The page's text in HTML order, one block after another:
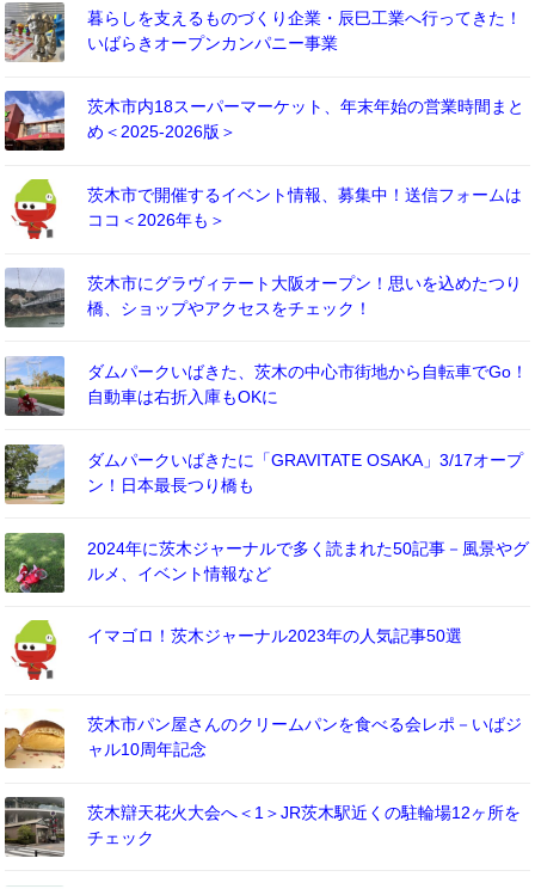
暮らしを支えるものづくり企業・辰巳工業へ行ってきた！
いばらきオープンカンパニー事業
茨木市内18スーパーマーケット、年末年始の営業時間まと
め＜2025-2026版＞
茨木市で開催するイベント情報、募集中！送信フォームは
ココ＜2026年も＞
茨木市にグラヴィテート大阪オープン！思いを込めたつり
橋、ショップやアクセスをチェック！
ダムパークいばきた、茨木の中心市街地から自転車でGo！
自動車は右折入庫もOKに
ダムパークいばきたに「GRAVITATE OSAKA」3/17オープ
ン！日本最長つり橋も
2024年に茨木ジャーナルで多く読まれた50記事－風景やグ
ルメ、イベント情報など
イマゴロ！茨木ジャーナル2023年の人気記事50選
茨木市パン屋さんのクリームパンを食べる会レポ－いばジ
ャル10周年記念
茨木辯天花火大会へ＜1＞JR茨木駅近くの駐輪場12ヶ所を
チェック